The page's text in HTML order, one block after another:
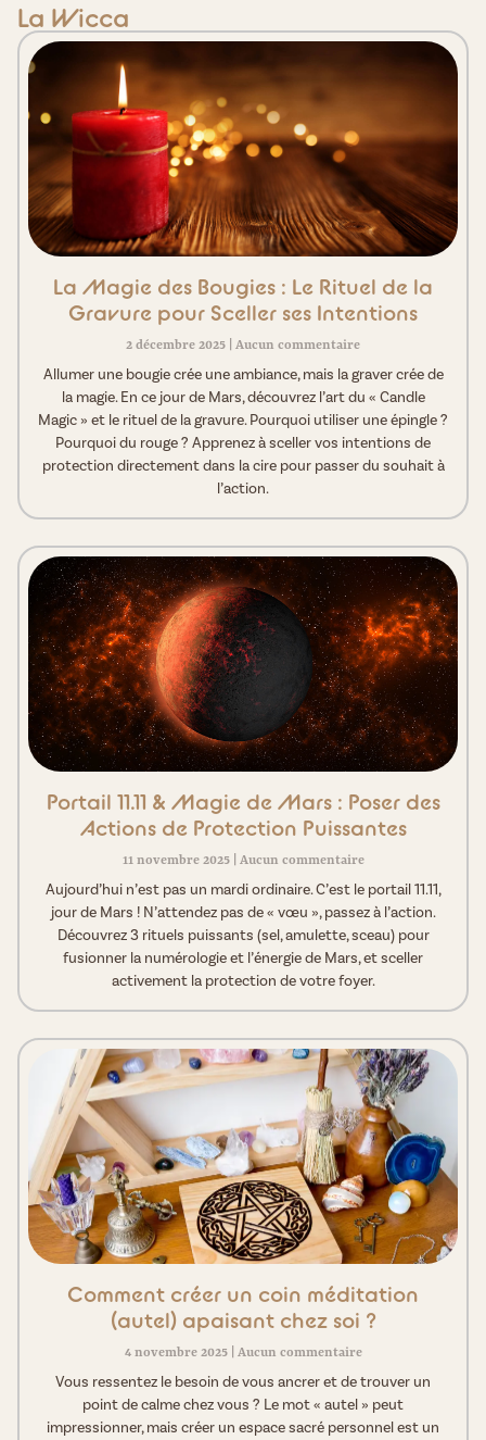
La Wicca
La Magie des Bougies : Le Rituel de la
Gravure pour Sceller ses Intentions
2 décembre 2025 Aucun commentaire
Allumer une bougie crée une ambiance, mais la graver crée de
la magie. En ce jour de Mars, découvrez l’art du « Candle
Magic » et le rituel de la gravure. Pourquoi utiliser une épingle ?
Pourquoi du rouge ? Apprenez à sceller vos intentions de
protection directement dans la cire pour passer du souhait à
l’action.
Portail 11.11 & Magie de Mars : Poser des
Actions de Protection Puissantes
11 novembre 2025 Aucun commentaire
Aujourd’hui n’est pas un mardi ordinaire. C’est le portail 11.11,
jour de Mars ! N’attendez pas de « vœu », passez à l’action.
Découvrez 3 rituels puissants (sel, amulette, sceau) pour
fusionner la numérologie et l’énergie de Mars, et sceller
activement la protection de votre foyer.
Comment créer un coin méditation
(autel) apaisant chez soi ?
4 novembre 2025 Aucun commentaire
Vous ressentez le besoin de vous ancrer et de trouver un
point de calme chez vous ? Le mot « autel » peut
impressionner, mais créer un espace sacré personnel est un